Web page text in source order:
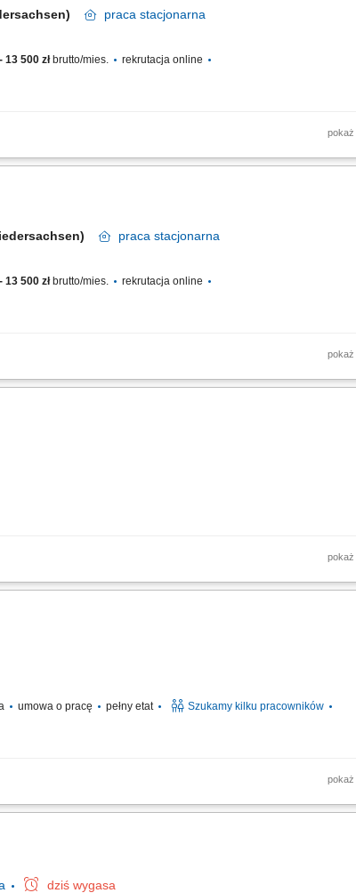
praca stacjonarna
13 500 złbrutto/mies.
rekrutacja online
pokaż
prawo jazdy kat. C+E oraz świadectwo kwalifikacji zawodowej
praca stacjonarna
13 500 złbrutto/mies.
rekrutacja online
pokaż
prawo jazdy kat. C+E oraz świadectwo kwalifikacji zawodowej
pokaż
i odbiorów; Odpowiedzialna obsługa oraz ochrona powierzonego
umowa o pracę pełny etat
Szukamy kilku pracowników
pokaż
na terenie Niemiec. Do obowiązków będzie należał transport
dziś wygasa